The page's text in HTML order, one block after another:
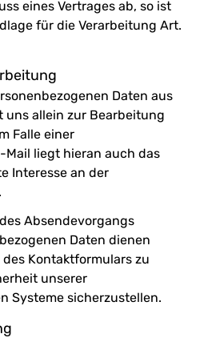
eines Vertrages ab, so ist
für die Verarbeitung Art.
Daten aus
uns allein zur Bearbeitung
Falle einer
liegt hieran auch das
Interesse an der
Absendevorgangs
Daten dienen
Kontaktformulars zu
unserer
Systeme sicherzustellen.